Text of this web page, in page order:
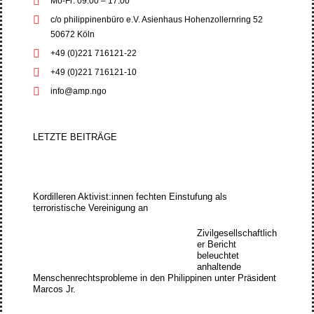
c/o philippinenbüro e.V. Asienhaus Hohenzollernring 52
50672 Köln
+49 (0)221 716121-22
+49 (0)221 716121-10
info@amp.ngo
LETZTE BEITRÄGE
Kordilleren Aktivist:innen fechten Einstufung als
terroristische Vereinigung an
Zivilgesellschaftlich
er Bericht
beleuchtet
anhaltende
Menschenrechtsprobleme in den Philippinen unter Präsident
Marcos Jr.